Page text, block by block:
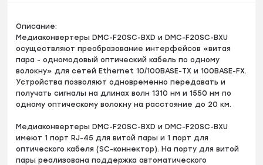
Описание:
Медиаконвертеры DMC-F20SC-BXD и DMC-F20SC-BXU
осуществляют преобразование интерфейсов «витая
пара - одномодовый оптический кабель по одному
волокну» для сетей Ethernet 10/100BASE-TX и 100BASE-FX.
Устройства позволяют одновременно передавать и
получать сигналы на длинах волн 1310 нм и 1550 нм по
одному оптическому волокну на расстояние до 20 км.
Медиаконвертеры DMC-F20SC-BXD и DMC-F20SC-BXU
имеют 1 порт RJ-45 для витой пары и 1 порт для
оптического кабеля (SC-коннектор). На порту для витой
пары реализована поддержка автоматического